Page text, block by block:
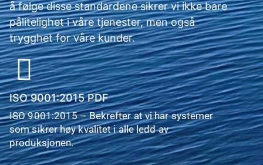
å følge disse standardene sikrer vi ikke bare
pålitelighet i våre tjenester, men også
trygghet for våre kunder.
ISO 9001:2015 PDF
ISO 9001:2015 – Bekrefter at vi har systemer
som sikrer høy kvalitet i alle ledd av
produksjonen.